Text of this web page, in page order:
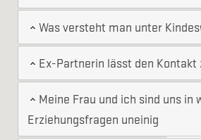
Was versteht man unter
Ex-Partnerin lässt den Kontakt
Meine Frau und ich sind uns in
Erziehungsfragen uneinig